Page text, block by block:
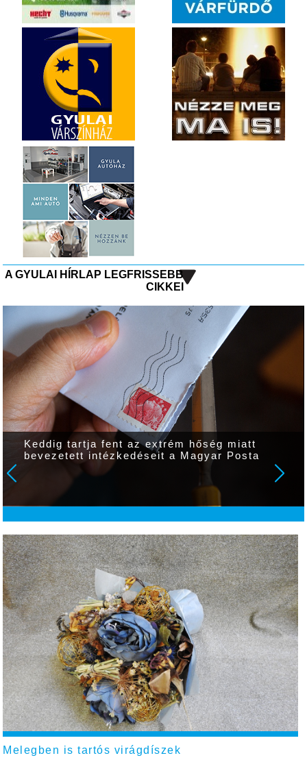
A GYULAI HÍRLAP LEGFRISSEBB
CIKKEI
Keddig tartja fent az extrém hőség miatt
bevezetett intézkedéseit a Magyar Posta
Melegben is tartós virágdíszek